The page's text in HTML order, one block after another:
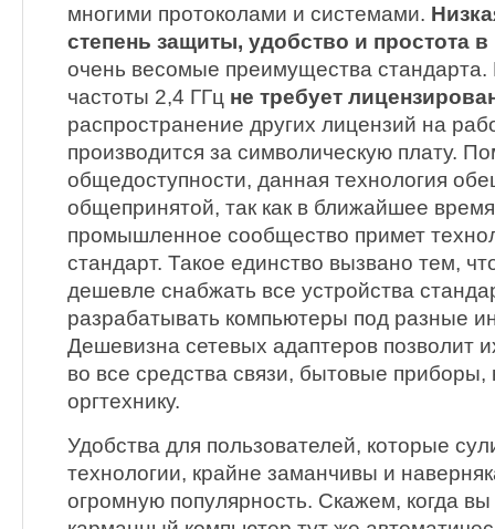
многими протоколами и системами.
степень защиты, удобство и простота
очень весомые преимущества стандарта.
частоты 2,4 ГГц не требует
распространение других лицензий на
производится за символическую плату.
общедоступности, данная технология
общепринятой, так как в ближайшее
промышленное сообщество примет
стандарт. Такое единство вызвано тем,
дешевле снабжать все устройства
разрабатывать компьютеры под разные
Дешевизна сетевых адаптеров позволит
во все средства связи, бытовые
оргтехнику.
Удобства для пользователей, которые
технологии, крайне заманчивы и
огромную популярность. Скажем, когда